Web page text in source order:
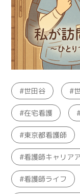
世田谷
在宅看護
東京都看護師
看護師キャリア
看護師ライフ